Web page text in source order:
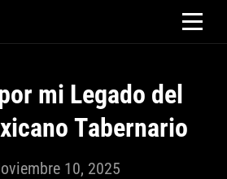
mi Legado del
Tabernario
10, 2025